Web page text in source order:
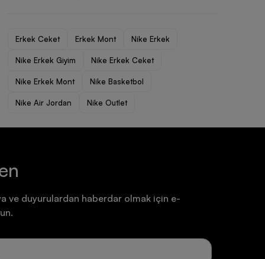
Erkek Ceket Erkek Mont Nike Erkek
Nike Erkek Giyim Nike Erkek Ceket
Nike Erkek Mont Nike Basketbol
Nike Air Jordan Nike Outlet
ve duyurulardan haberdar olmak için e-